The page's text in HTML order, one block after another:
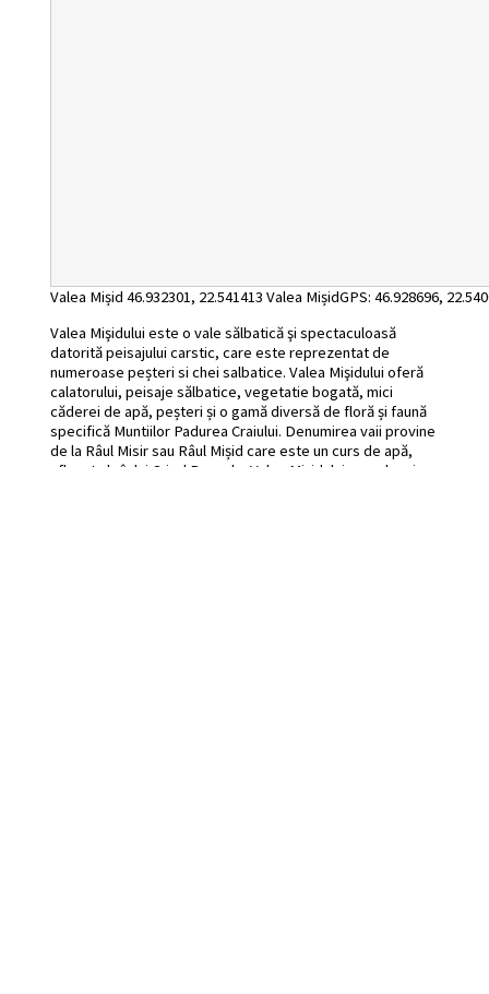
Valea Mișid 46.932301, 22.541413 Valea MișidGPS: 46.928696,
Valea Mişidului este o vale sălbatică şi spectaculoasă
datorită peisajului carstic, care este reprezentat de
numeroase peșteri si chei salbatice. Valea Mişidului oferă
calatorului, peisaje sălbatice, vegetatie bogată, mici
căderei de apă, peșteri și o gamă diversă de floră și faună
specifică Muntiilor Padurea Craiului. Denumirea vaii provine
de la Râul Misir sau Râul Mișid care este un curs de apă,
afluent al râului Crișul Repede. Valea Mişidului are o lungime